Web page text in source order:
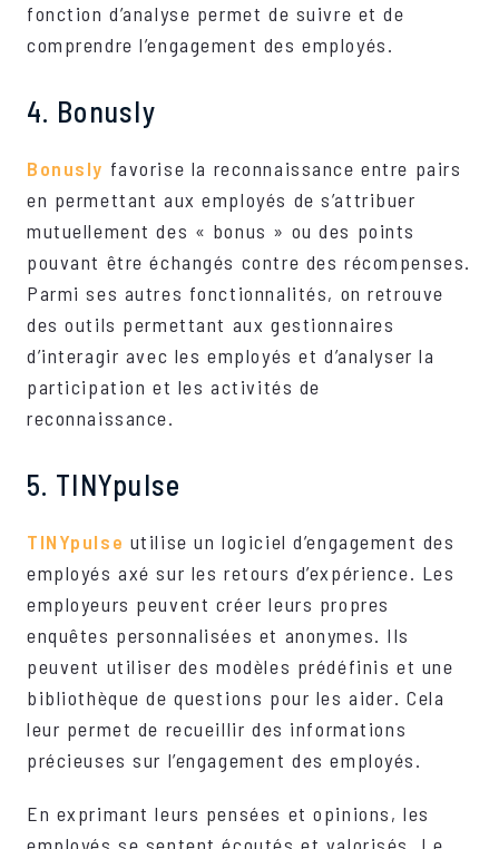
fonction d’analyse permet de suivre et de
comprendre l’engagement des employés.
4. Bonusly
Bonusly favorise la reconnaissance entre pairs
en permettant aux employés de s’attribuer
mutuellement des « bonus » ou des points
pouvant être échangés contre des récompenses.
Parmi ses autres fonctionnalités, on retrouve
des outils permettant aux gestionnaires
d’interagir avec les employés et d’analyser la
participation et les activités de
reconnaissance.
5. TINYpulse
TINYpulse utilise un logiciel d’engagement des
employés axé sur les retours d’expérience. Les
employeurs peuvent créer leurs propres
enquêtes personnalisées et anonymes. Ils
peuvent utiliser des modèles prédéfinis et une
bibliothèque de questions pour les aider. Cela
leur permet de recueillir des informations
précieuses sur l’engagement des employés.
En exprimant leurs pensées et opinions, les